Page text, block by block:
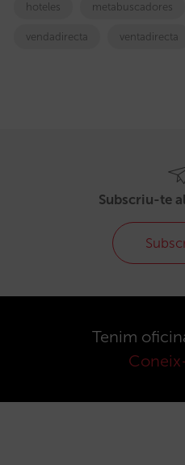
hoteles metabuscadores
vendadirecta ventadirecta
Subscriu-te
Tenim